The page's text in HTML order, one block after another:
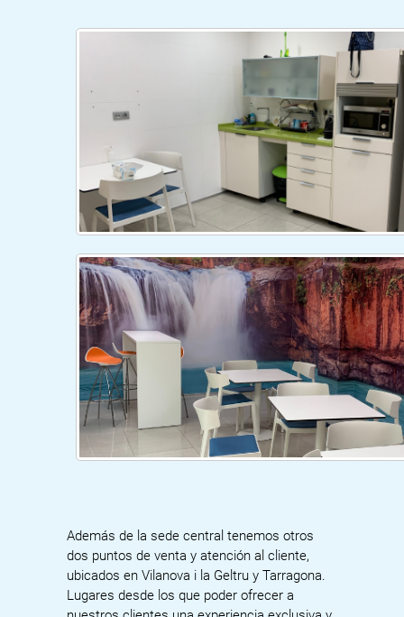
Además de la sede central tenemos otros
dos puntos de venta y atención al cliente,
ubicados en Vilanova i la Geltru y Tarragona.
Lugares desde los que poder ofrecer a